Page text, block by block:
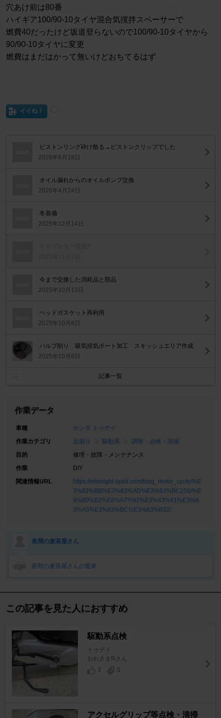
穴あけ前は80番
ハイギア100/90-10タイヤ混合気撹拌スペーサーで
燃費40だったけど坂道登らないので100/90-10タイヤから
90/90-10タイヤに変更
燃費はまだはかって無いけどおちてるはず
イイね！
ピストンリング砕け散る→ピストンクリップでした
2026年6月18日
オイル漏れからのオイルポンプ交換
2026年4月24日
冬装備
2025年12月14日
今まで交換した消耗品と部品
2025年10月13日
ヘッドガスケット再利用
2025年10月8日
バルブ削り 吸気排気ポート加工 スキッシュエリア作成
2025年10月8日
記事一覧
作業データ
車種
ホンダ トゥデイ
作業カテゴリ
足廻り 駆動系
調整・点検・清掃
目的
修理・故障・メンテナンス
作業
DIY
関連情報URL
https://midnight-spirit.com/blog_motor_cycle/%E
3%82%BB%E3%83%AD%E3%83%BC250/%E
9%80%B2%E8%A7%92%E3%83%81%E3%8
3%A5%E3%83%BC%E3%83%B32/
夜間の麦茶屋さん
夜間の麦茶屋さんの愛車
この記事を見た人におすすめ
駆動系点検
トゥデイ
おれさまRさん
3
0
アクセルグリップ等点検・清掃